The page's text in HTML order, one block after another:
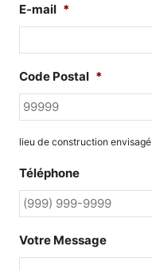
E-mail *
Code Postal *
lieu de construction envisagé
Téléphone
Votre Message